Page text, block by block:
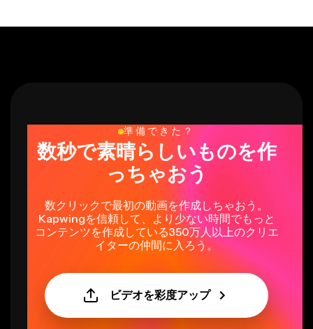
準備できた？
数秒で素晴らしいものを作
っちゃおう
数クリックで最初の動画を作成しちゃおう。
Kapwingを信頼して、より少ない時間でもっと
コンテンツを作成している350万人以上のクリエ
イターの仲間に入ろう。
ビデオを彩度アップ